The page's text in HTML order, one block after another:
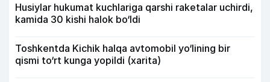
Husiylar hukumat kuchlariga qarshi raketalar uchirdi,
kamida 30 kishi halok bo‘ldi
Toshkentda Kichik halqa avtomobil yo‘lining bir
qismi to‘rt kunga yopildi (xarita)